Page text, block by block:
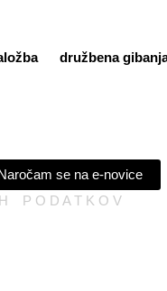
družbena
Naročam se na e-novice
P O D A T K O V